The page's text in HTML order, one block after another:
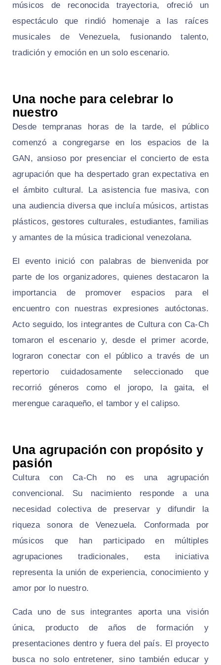
músicos de reconocida trayectoria, ofreció un
espectáculo que rindió homenaje a las raíces
musicales de Venezuela, fusionando talento,
tradición y emoción en un solo escenario.
Una noche para celebrar lo
nuestro
Desde tempranas horas de la tarde, el público
comenzó a congregarse en los espacios de la
GAN, ansioso por presenciar el concierto de esta
agrupación que ha despertado gran expectativa en
el ámbito cultural. La asistencia fue masiva, con
una audiencia diversa que incluía músicos, artistas
plásticos, gestores culturales, estudiantes, familias
y amantes de la música tradicional venezolana.
El evento inició con palabras de bienvenida por
parte de los organizadores, quienes destacaron la
importancia de promover espacios para el
encuentro con nuestras expresiones autóctonas.
Acto seguido, los integrantes de Cultura con Ca-Ch
tomaron el escenario y, desde el primer acorde,
lograron conectar con el público a través de un
repertorio cuidadosamente seleccionado que
recorrió géneros como el joropo, la gaita, el
merengue caraqueño, el tambor y el calipso.
Una agrupación con propósito y
pasión
Cultura con Ca-Ch no es una agrupación
convencional. Su nacimiento responde a una
necesidad colectiva de preservar y difundir la
riqueza sonora de Venezuela. Conformada por
músicos que han participado en múltiples
agrupaciones tradicionales, esta iniciativa
representa la unión de experiencia, conocimiento y
amor por lo nuestro.
Cada uno de sus integrantes aporta una visión
única, producto de años de formación y
presentaciones dentro y fuera del país. El proyecto
busca no solo entretener, sino también educar y